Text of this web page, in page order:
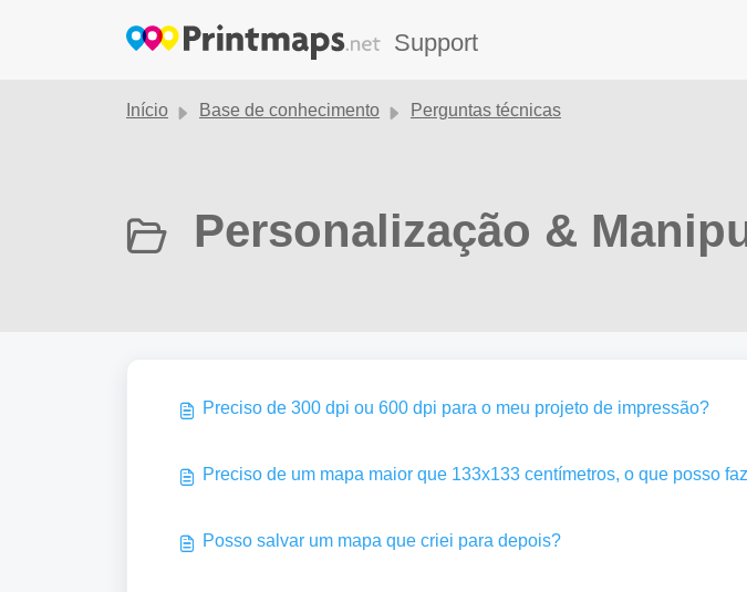
Support
Início Base de conhecimento Perguntas técnicas
Personalização &
Preciso de 300 dpi ou 600 dpi para o meu projeto de impressão?
Preciso de um mapa maior que 133x133 centímetros, o que posso
Posso salvar um mapa que criei para depois?